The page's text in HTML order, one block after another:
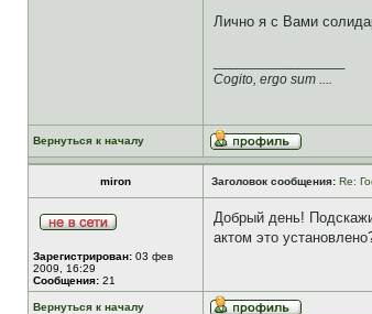
Лично я с Вами
Cogito, ergo sum ....
Вернуться к началу
miron Заголовок сообщения: Re:
Зарегистрирован: 03 фев
2009, 16:29
Сообщения: 21
Добрый день!
актом это
Вернуться к началу